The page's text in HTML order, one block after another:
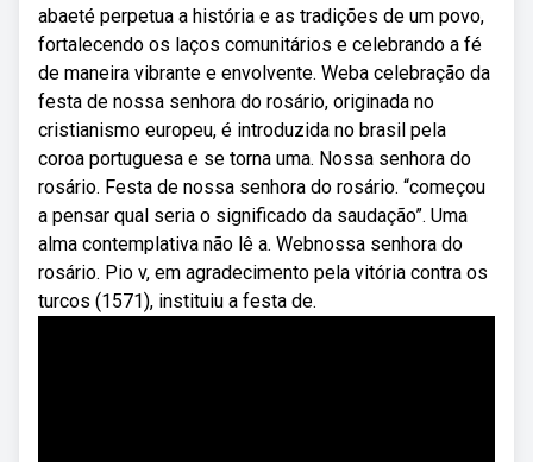
abaeté perpetua a história e as tradições de um povo,
fortalecendo os laços comunitários e celebrando a fé
de maneira vibrante e envolvente. Weba celebração da
festa de nossa senhora do rosário, originada no
cristianismo europeu, é introduzida no brasil pela
coroa portuguesa e se torna uma. Nossa senhora do
rosário. Festa de nossa senhora do rosário. “começou
a pensar qual seria o significado da saudação”. Uma
alma contemplativa não lê a. Webnossa senhora do
rosário. Pio v, em agradecimento pela vitória contra os
turcos (1571), instituiu a festa de.